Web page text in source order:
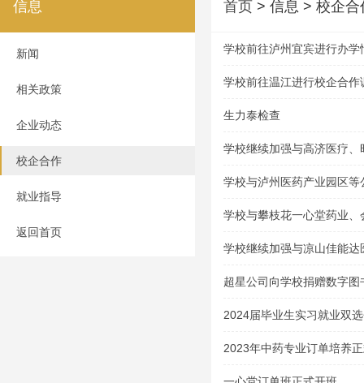
信息
新闻
相关政策
企业动态
校企合作
就业指导
返回首页
首页 > 信息 > 校企合
学校前往泸州宜宾进行办
学校前往温江进行校企合作
生力泰检查
学校继续加强与高济医疗
业的合作
学校与泸州医药产业园区
学校与攀枝花一心堂药业
合作交流
学校继续加强与凉山佳能
超星公司向学校捐赠数字图
2024届毕业生实习就业双
2023年中药专业订单培养